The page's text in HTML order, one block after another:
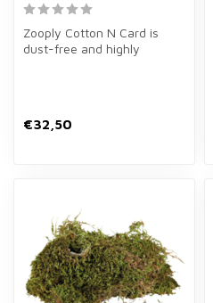
Zooply Cotton N Card is
dust-free and highly
€32,50